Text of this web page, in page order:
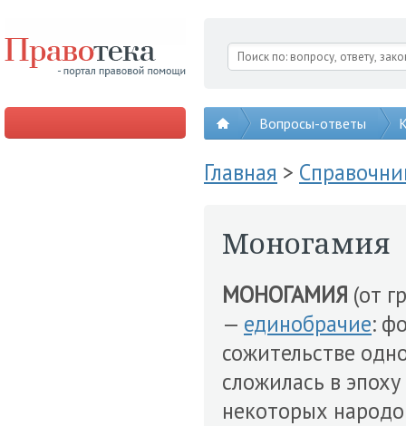
Вопросы-ответы
Главная >
Моногамия
МОНОГАМИЯ (от
— единобрачие:
сожительстве
сложилась в
некоторых